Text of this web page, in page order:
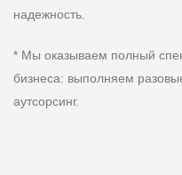
надежность.
* Мы оказываем полный
бизнеса: выполняем
аутсорсинг.